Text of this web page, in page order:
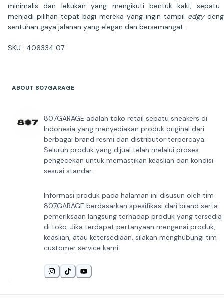
minimalis dan lekukan yang mengikuti bentuk kaki, sepatu
menjadi pilihan tepat bagi mereka yang ingin tampil edgy
sentuhan gaya jalanan yang elegan dan bersemangat.
SKU : 406334 07
ABOUT 807GARAGE
807GARAGE adalah toko retail sepatu sneakers di
Indonesia yang menyediakan produk original dari
berbagai brand resmi dan distributor terpercaya.
Seluruh produk yang dijual telah melalui proses
pengecekan untuk memastikan keaslian dan kondisi
sesuai standar.
Informasi produk pada halaman ini disusun oleh tim
807GARAGE berdasarkan spesifikasi dari brand serta
pemeriksaan langsung terhadap produk yang tersedia
di toko. Jika terdapat pertanyaan mengenai produk,
keaslian, atau ketersediaan, silakan menghubungi tim
customer service kami.